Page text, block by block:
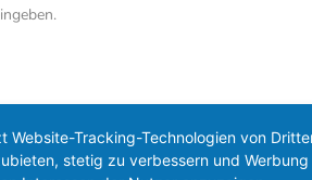
Website-Tracking-Technologien von
stetig zu verbessern und Werbung